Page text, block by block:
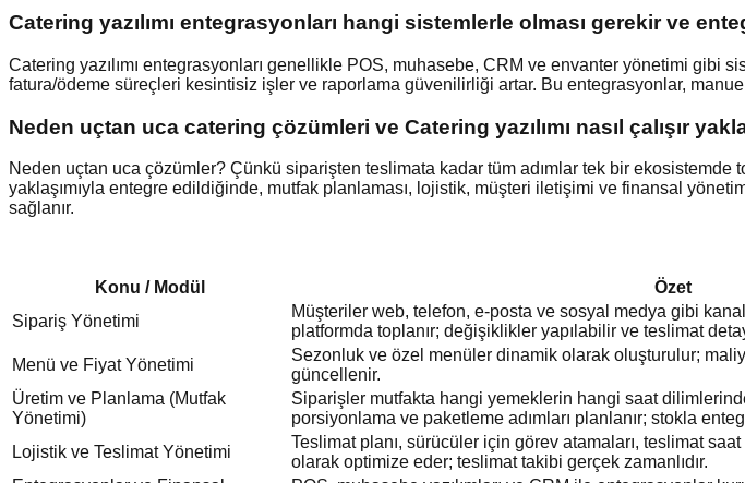
Catering yazılımı entegrasyonları hangi sistemlerle olması gerekir ve
Catering yazılımı entegrasyonları genellikle POS, muhasebe, CRM ve envanter yönetimi gibi
fatura/ödeme süreçleri kesintisiz işler ve raporlama güvenilirliği artar. Bu entegrasyonlar,
Neden uçtan uca catering çözümleri ve Catering yazılımı nasıl çalışır
Neden uçtan uca çözümler? Çünkü siparişten teslimata kadar tüm adımlar tek bir ekosistemde
yaklaşımıyla entegre edildiğinde, mutfak planlaması, lojistik, müşteri iletişimi ve finansal
sağlanır.
Konu / Modül Özet
Sipariş Yönetimi
Müşteriler web, telefon, e-posta ve sosyal medya gibi
platformda toplanır; değişiklikler yapılabilir ve teslimat
Menü ve Fiyat Yönetimi
Sezonluk ve özel menüler dinamik olarak oluşturulur;
güncellenir.
Üretim ve Planlama (Mutfak
Yönetimi)
Siparişler mutfakta hangi yemeklerin hangi saat
porsiyonlama ve paketleme adımları planlanır; stokla
Lojistik ve Teslimat Yönetimi
Teslimat planı, sürücüler için görev atamaları, teslimat saat
olarak optimize eder; teslimat takibi gerçek zamanlıdır.